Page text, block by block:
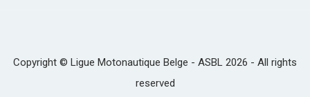
Copyright © Ligue Motonautique Belge - ASBL 2026 - All rights
reserved